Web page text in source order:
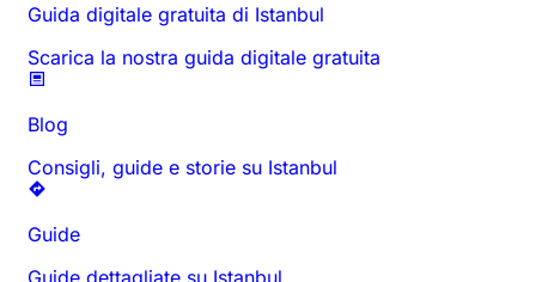
Guida digitale gratuita di Istanbul
Scarica la nostra guida digitale gratuita
Blog
Consigli, guide e storie su Istanbul
Guide
Guide dettagliate su Istanbul